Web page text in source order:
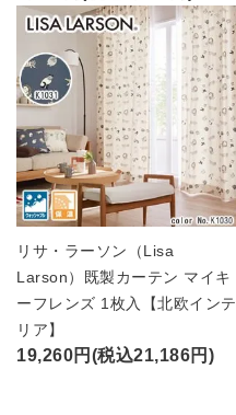
リサ・ラーソン（Lisa
Larson）既製カーテン マイキ
ーフレンズ 1枚入【北欧インテ
リア】
19,260円(税込21,186円)